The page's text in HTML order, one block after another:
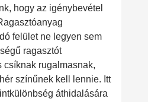
hogy az igénybevétel
felület ne legyen sem
ragasztót
csíknak rugalmasnak,
színűnek kell lennie. Itt
áthidalására